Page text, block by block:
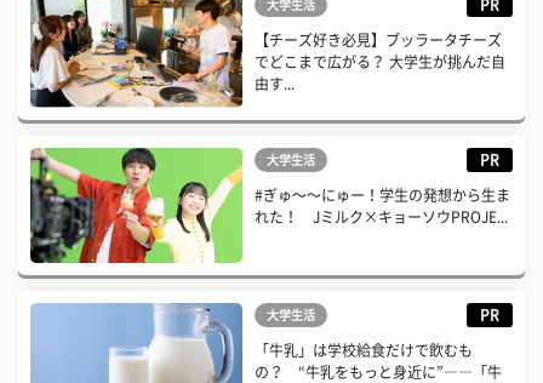
大学生活 PR
【チーズ好き必見】ブッラータチーズ
でどこまで広がる？ 大学生が挑んだ自
由す...
大学生活 PR
#ぎゅ〜〜にゅー！学生の発想から生ま
れた！ Jミルク×キョーソウPROJE...
大学生活 PR
「牛乳」は学校給食だけで飲むも
の？ “牛乳をもっと身近に”――「牛